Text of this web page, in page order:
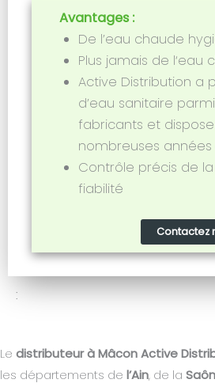
Avantages :
De l’eau chaude
Plus jamais de
Active Distribution a
d’eau sanitaire
fabricants et
nombreuses années
Contrôle précis de
fiabilité
Contactez
:
Le distributeur à Mâcon Active
les départements de l’Ain, de la